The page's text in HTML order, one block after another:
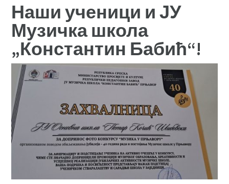
Наши ученици и ЈУ
Музичка школа
„Константин Бабић“!